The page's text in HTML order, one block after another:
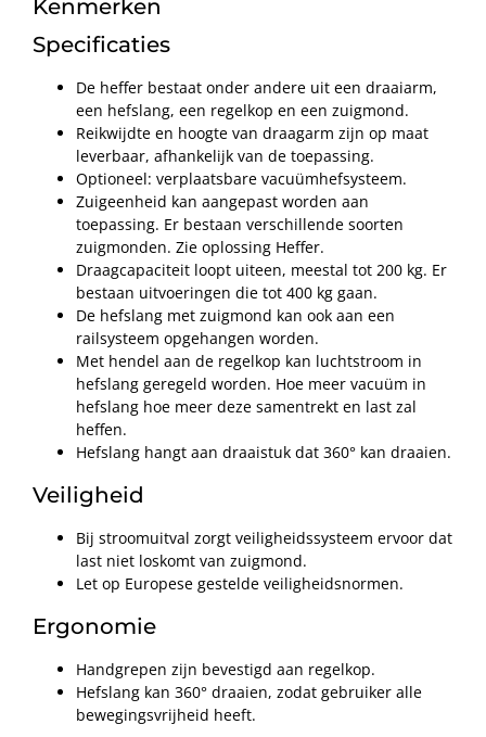
Kenmerken
Specificaties
De heffer bestaat onder andere uit een draaiarm,
een hefslang, een regelkop en een zuigmond.
Reikwijdte en hoogte van draagarm zijn op maat
leverbaar, afhankelijk van de toepassing.
Optioneel: verplaatsbare vacuümhefsysteem.
Zuigeenheid kan aangepast worden aan
toepassing. Er bestaan verschillende soorten
zuigmonden. Zie oplossing Heffer.
Draagcapaciteit loopt uiteen, meestal tot 200 kg. Er
bestaan uitvoeringen die tot 400 kg gaan.
De hefslang met zuigmond kan ook aan een
railsysteem opgehangen worden.
Met hendel aan de regelkop kan luchtstroom in
hefslang geregeld worden. Hoe meer vacuüm in
hefslang hoe meer deze samentrekt en last zal
heffen.
Hefslang hangt aan draaistuk dat 360° kan draaien.
Veiligheid
Bij stroomuitval zorgt veiligheidssysteem ervoor dat
last niet loskomt van zuigmond.
Let op Europese gestelde veiligheidsnormen.
Ergonomie
Handgrepen zijn bevestigd aan regelkop.
Hefslang kan 360° draaien, zodat gebruiker alle
bewegingsvrijheid heeft.